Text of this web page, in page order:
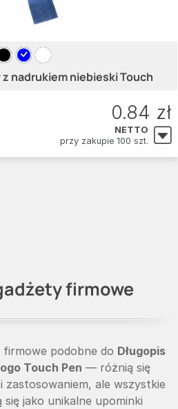
nadrukiem niebieski Touch
0.84 zł
NETTO
przy zakupie 100 szt.
firmowe
podobne do Długopis
Touch Pen — różnią się
zastosowaniem, ale wszystkie
jako unikalne upominki